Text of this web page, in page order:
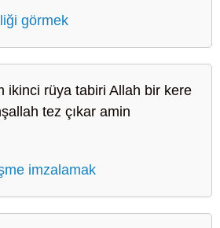
görmek
ikinci rüya tabiri Allah bir kere
tez çıkar amin
imzalamak